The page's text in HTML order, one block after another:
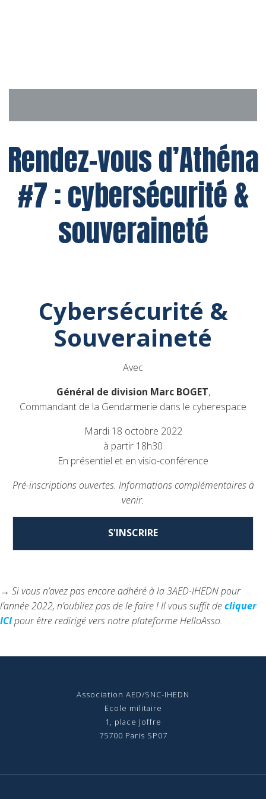
Rendez-vous d’Athéna
#7 : cybersécurité &
souveraineté
Cybersécurité &
Souveraineté
Avec
Général de division Marc BOGET,
Commandant de la Gendarmerie dans le cyberespace
Mardi 18 octobre 2022
à partir 18h30
En présentiel et en visio-conférence
Pré-inscriptions ouvertes. Informations complémentaires à
venir.
S'INSCRIRE
→ Si vous n’avez pas encore adhéré à la 3AED-IHEDN pour
l’année 2022, n’oubliez pas de le faire ! Il vous suffit decliquer
ICIpour être redirigé vers notre plateforme HelloAsso.
Association AED/SNC-IHEDN
Ecole militaire
1, place Joffre
75700 Paris SP07